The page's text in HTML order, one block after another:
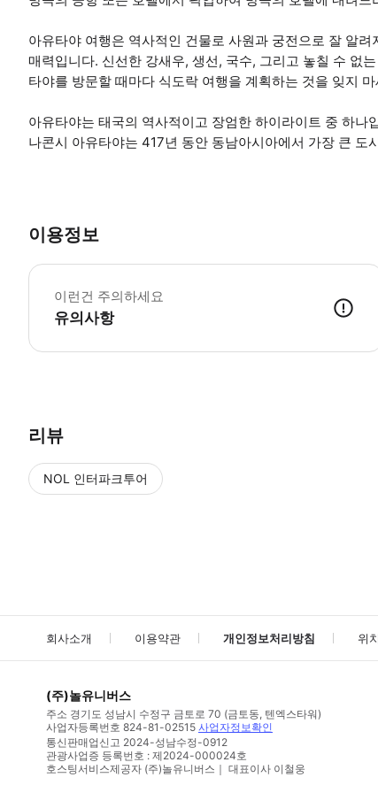
아유타야 여행은 역사적인 건물로 사원과 궁전으로 잘 알
매력입니다. 신선한 강새우, 생선, 국수, 그리고 놓칠 수 없
타야를 방문할 때마다 식도락 여행을 계획하는 것을 잊지 마
아유타야는 태국의 역사적이고 장엄한 하이라이트 중 하
나콘시 아유타야는 417년 동안 동남아시아에서 가장 큰
이용정보
이런건 주의하세요
유의사항
리뷰
NOL 인터파크투어
회사소개 이용약관 개인정보처리방침 위
(주)놀유니버스
주소 경기도 성남시 수정구 금토로 70 (금토동, 텐엑스타워)
사업자등록번호 824-81-02515 사업자정보확인
통신판매업신고 2024-성남수정-0912
관광사업증 등록번호 : 제2024-000024호
호스팅서비스제공자 (주)놀유니버스｜ 대표이사 이철웅